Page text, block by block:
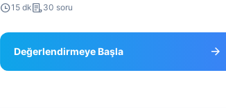
15 dk 30 soru
Değerlendirmeye Başla